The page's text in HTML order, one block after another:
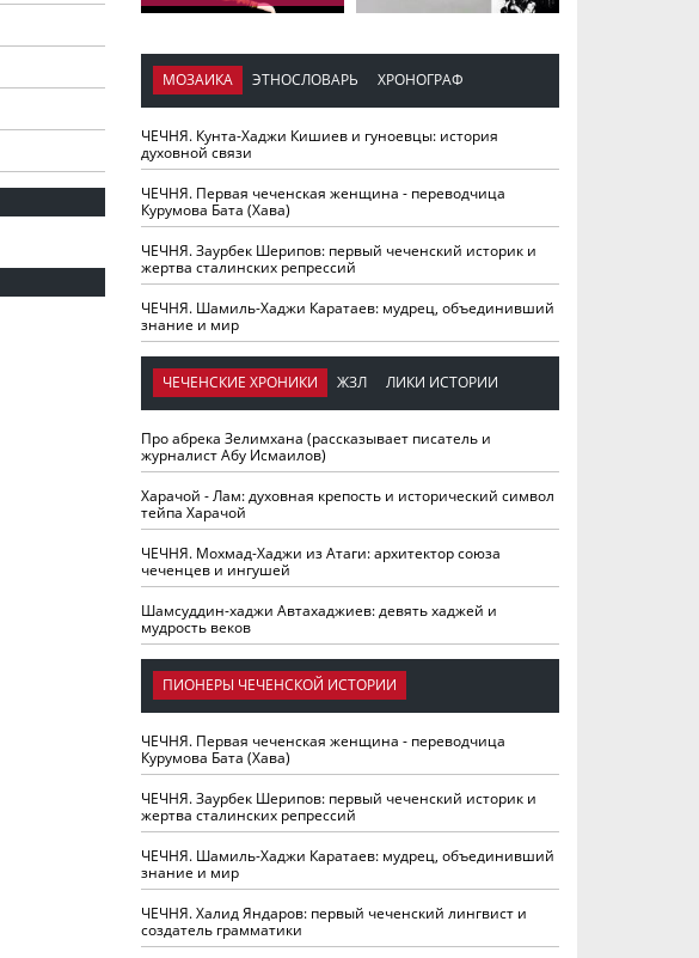
МОЗАИКА ЭТНОСЛОВАРЬ ХРОНОГРАФ
ЧЕЧНЯ. Кунта-Хаджи Кишиев и гуноевцы: история
духовной связи
ЧЕЧНЯ. Первая чеченская женщина - переводчица
Курумова Бата (Хава)
ЧЕЧНЯ. Заурбек Шерипов: первый чеченский историк и
жертва сталинских репрессий
ЧЕЧНЯ. Шамиль-Хаджи Каратаев: мудрец, объединивший
знание и мир
ЧЕЧЕНСКИЕ ХРОНИКИ ЖЗЛ ЛИКИ ИСТОРИИ
Про абрека Зелимхана (рассказывает писатель и
журналист Абу Исмаилов)
Харачой - Лам: духовная крепость и исторический символ
тейпа Харачой
ЧЕЧНЯ. Мохмад-Хаджи из Атаги: архитектор союза
чеченцев и ингушей
Шамсуддин-хаджи Автахаджиев: девять хаджей и
мудрость веков
ПИОНЕРЫ ЧЕЧЕНСКОЙ ИСТОРИИ
ЧЕЧНЯ. Первая чеченская женщина - переводчица
Курумова Бата (Хава)
ЧЕЧНЯ. Заурбек Шерипов: первый чеченский историк и
жертва сталинских репрессий
ЧЕЧНЯ. Шамиль-Хаджи Каратаев: мудрец, объединивший
знание и мир
ЧЕЧНЯ. Халид Яндаров: первый чеченский лингвист и
создатель грамматики